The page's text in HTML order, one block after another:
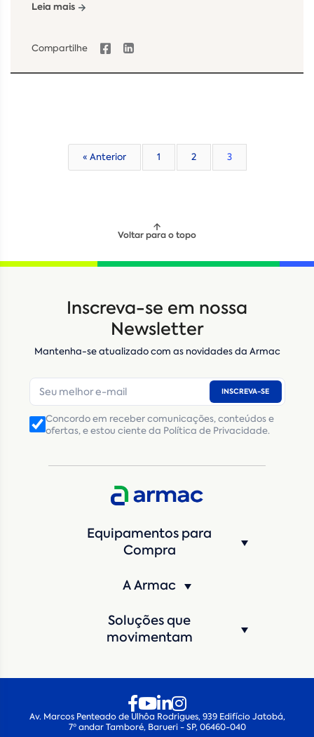
Leia mais
Compartilhe
« Anterior 1 2 3
Voltar para o topo
Inscreva-se em nossa
Newsletter
Mantenha-se atualizado com as novidades da Armac
INSCREVA-SE
Concordo em receber comunicações, conteúdos e
ofertas, e estou ciente da Política de Privacidade.
Equipamentos para
Compra
A Armac
Soluções que
movimentam
Av. Marcos Penteado de Ulhôa Rodrigues, 939 Edifício Jatobá,
7º andar Tamboré, Barueri - SP, 06460-040